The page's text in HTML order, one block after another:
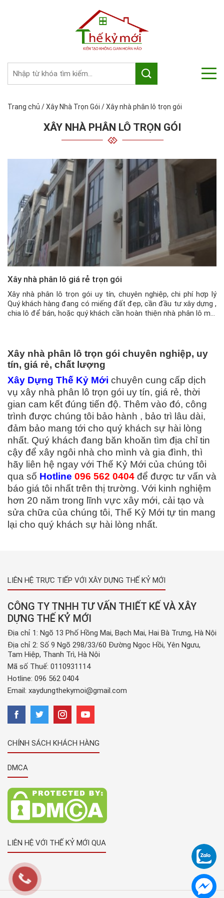
Trang chủ /Xây Nhà Trọn Gói /Xây nhà phân lô trọn gói
XÂY NHÀ PHÂN LÔ TRỌN GÓI
Xây nhà phân lô giá rẻ trọn gói
Xây nhà phân lô trọn gói uy tín, chuyên nghiệp, chi phí hợp lý
Quý khách hàng đang có miếng đất đẹp, cần đầu tư xây dựng ,
chia lô để bán, hoặc quý khách cần hoàn thiện nhà phân lô mới
Xây nhà phân lô trọn gói chuyên nghiệp, uy
tín, giá rẻ, chất lượng
Xây Dựng Thế Kỷ Mới chuyên cung cấp dịch
vụ xây nhà phân lô trọn gói uy tín, giá rẻ, thời
gian cam kết đúng tiến độ. Thêm vào đó, công
trình được chúng tôi bảo hành , bảo trì lâu dài,
đảm bảo mang tới cho quý khách sự hài lòng
nhất. Quý khách đang băn khoăn tìm địa chỉ tin
cậy để xây ngôi nhà cho mình và gia đình, thì
hãy liên hệ ngay với Thế Kỷ Mới của chúng tôi
qua số Hotline 096 562 0404 để được tư vấn và
báo giá tôi nhất trên thị trường. Với kinh nghiệm
hơn 20 năm trong lĩnh vực xây mới, cải tạo và
sửa chữa của chúng tôi, Thế Kỷ Mới tự tin mang
lại cho quý khách sự hài lòng nhất.
LIÊN HỆ TRỰC TIẾP VỚI XÂY DỰNG THẾ KỶ MỚI
CÔNG TY TNHH TƯ VẤN THIẾT KẾ VÀ XÂY
DỰNG THẾ KỶ MỚI
Địa chỉ 1: Ngõ 13 Phố Hồng Mai, Bạch Mai, Hai Bà Trưng, Hà Nội
Địa chỉ 2: Số 9 Ngõ 298/33/60 Đường Ngọc Hồi, Yên Ngưu,
Tam Hiệp, Thanh Trì, Hà Nội
Mã số Thuế: 0110931114
Hotline: 096 562 0404
Email: xaydungthekymoi@gmail.com
CHÍNH SÁCH KHÁCH HÀNG
DMCA
LIÊN HỆ VỚI THẾ KỶ MỚI QUA